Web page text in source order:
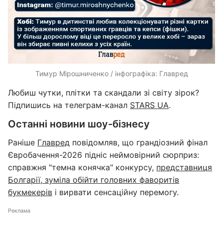
Тимур Мірошниченко / інфографіка: Главред
Любиш чутки, плітки та скандали зі світу зірок?
Підпишись на телеграм-канал STARS UA.
Останні новини шоу-бізнесу
Раніше Главред повідомляв, що грандіозний фінал
Євробачення-2026 підніс неймовірний сюрприз:
справжня "темна конячка" конкурсу, представниця
Болгарії, зуміла обійти головних фаворитів
букмекерів і вирвати сенсаційну перемогу.
Реклама